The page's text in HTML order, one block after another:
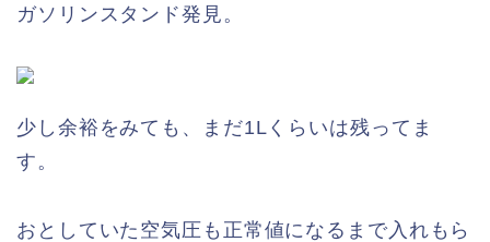
ガソリンスタンド発見。
少し余裕をみても、まだ1Lくらいは残ってま
す。
おとしていた空気圧も正常値になるまで入れもら